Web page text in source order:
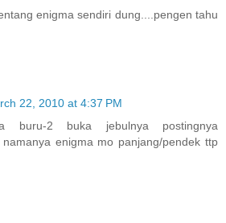
enigma sendiri dung....pengen tahu
22, 2010 at 4:37 PM
buru-2 buka jebulnya postingnya
enigma mo panjang/pendek ttp